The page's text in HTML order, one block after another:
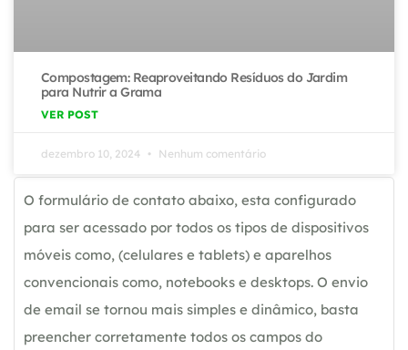
Compostagem: Reaproveitando Resíduos do Jardim
para Nutrir a Grama
VER POST
dezembro 10, 2024 Nenhum comentário
O formulário de contato abaixo, esta configurado
para ser acessado por todos os tipos de dispositivos
móveis como, (celulares e tablets) e aparelhos
convencionais como, notebooks e desktops. O envio
de email se tornou mais simples e dinâmico, basta
preencher corretamente todos os campos do